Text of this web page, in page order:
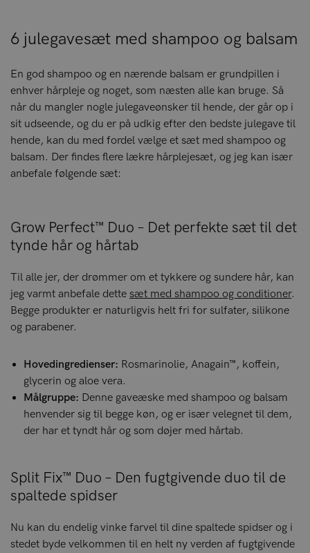
6 julegavesæt med shampoo og balsam
En god shampoo og en nærende balsam er grundpillen i
enhver hårpleje og noget, som næsten alle kan bruge. Så
når du mangler nogle julegaveønsker til hende, der går op i
sit udseende, og du er på udkig efter den bedste julegave til
hende, kan du med fordel vælge et sæt med shampoo og
balsam. Der findes flere lækre hårplejesæt, og jeg kan især
anbefale følgende sæt:
Grow Perfect™ Duo – Det perfekte sæt til det
tynde hår og hårtab
Til alle jer, der drømmer om et tykkere og sundere hår, kan
jeg varmt anbefale dette sæt med shampoo og conditioner.
Begge produkter er naturligvis helt fri for sulfater, silikone
og parabener.
Hovedingredienser: Rosmarinolie, Anagain™, koffein,
glycerin og aloe vera.
Målgruppe: Denne gaveæske med shampoo og balsam
henvender sig til begge køn, og er især velegnet til dem,
der har et tyndt hår og som døjer med hårtab.
Split Fix™ Duo – Den fugtgivende duo til de
spaltede spidser
Nu kan du endelig vinke farvel til dine spaltede spidser og i
stedet byde velkommen til en helt ny verden af fugtgivende